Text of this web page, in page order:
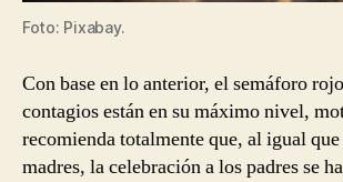
Foto: Pixabay.
Con base en lo anterior, el semáforo
contagios están en su máximo nivel,
recomienda totalmente que, al igual
madres, la celebración a los padres se